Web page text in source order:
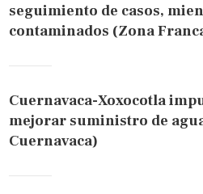
seguimiento de casos,
contaminados (Zona
Cuernavaca-Xoxocotla
mejorar suministro de
Cuernavaca)